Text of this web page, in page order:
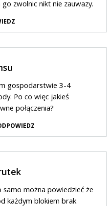
zwolnic nikt nie zauwazy.
gospodarstwie 3-4
Po co więc jakieś
połączenia?
samo można powiedzieć że
każdym blokiem brak